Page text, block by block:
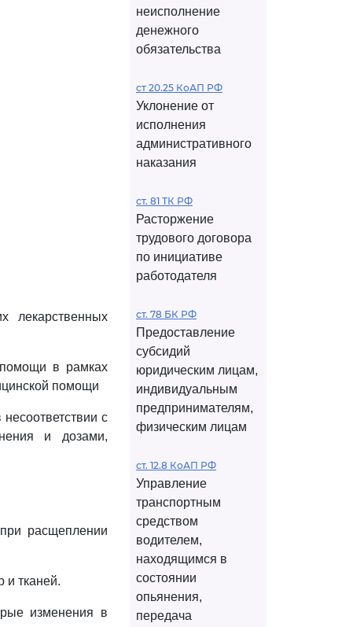
лекарственных
в рамках
помощи
с
и дозами,
расщеплении
и тканей.
изменения в
неисполнение
денежного
обязательства
ст 20.25 КоАП РФ
Уклонение от
исполнения
административного
наказания
ст. 81 ТК РФ
Расторжение
трудового договора
по инициативе
работодателя
ст. 78 БК РФ
Предоставление
субсидий
юридическим лицам,
индивидуальным
предпринимателям,
физическим лицам
ст. 12.8 КоАП РФ
Управление
транспортным
средством
водителем,
находящимся в
состоянии
опьянения,
передача